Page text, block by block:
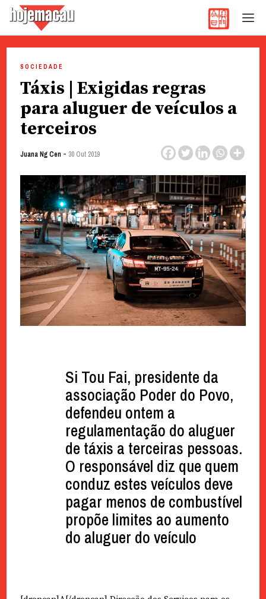
content
SOCIEDADE
Táxis | Exigidas regras
para aluguer de veículos a
terceiros
Juana Ng Cen - 30 Out 2019
Si Tou Fai, presidente da
associação Poder do Povo,
defendeu ontem a
regulamentação do aluguer
de táxis a terceiras pessoas.
O responsável diz que quem
conduz estes veículos deve
pagar menos de combustível
propõe limites ao aumento
do aluguer do veículo